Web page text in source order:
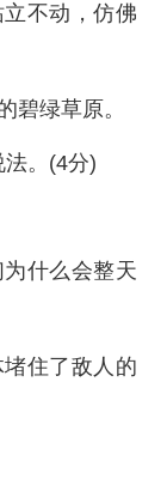
不动，仿佛
碧绿草原。
。(4分)
什么会整天
住了敌人的